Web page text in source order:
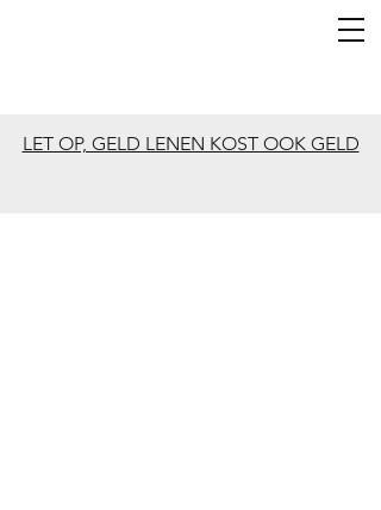
LET OP, GELD LENEN KOST OOK GELD